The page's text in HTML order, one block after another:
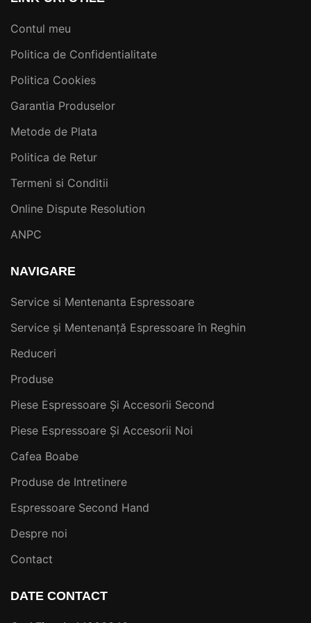
Contul meu
Politica de Confidentialitate
Politica Cookies
Garantia Produselor
Metode de Plata
Politica de Retur
Termeni si Conditii
Online Dispute Resolution
ANPC
NAVIGARE
Service si Mentenanta Espressoare
Service și Mentenanță Espressoare în Reghin
Reduceri
Produse
Piese Espressoare Și Accesorii Second
Piese Espressoare Și Accesorii Noi
Cafea Boabe
Produse de Intretinere
Espressoare Second Hand
Despre noi
Contact
DATE CONTACT